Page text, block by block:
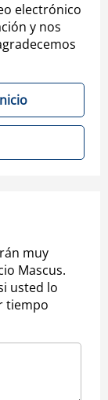
electrónico
y nos
muy
Mascus.
usted lo
tiempo